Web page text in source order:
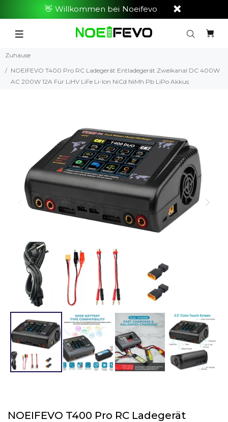
👋 Willkommen bei Noeifevo
Zuhause
NOEIFEVO T400 Pro RC Ladegerät Entladegerät Zweikanal DC 400W
AC 200W 12A Für LiHV LiFe Li-lon NiCd NiMh Pb LiPo Akkus
NOEIFEVO T400 Pro RC Ladegerät